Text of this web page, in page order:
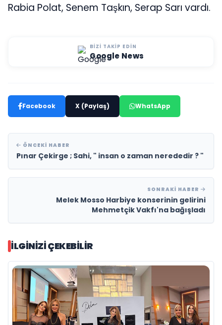
Rabia Polat, Senem Taşkın, Serap Sarı vardı.
BIZI TAKIP EDIN
Google News
Facebook X (Paylaş) WhatsApp
ÖNCEKI HABER
Pınar Çekirge ; Sahi, " insan o zaman nerededir ? "
SONRAKI HABER
Melek Mosso Harbiye konserinin gelirini
Mehmetçik Vakfı'na bağışladı
İLGINIZI ÇEKEBILIR